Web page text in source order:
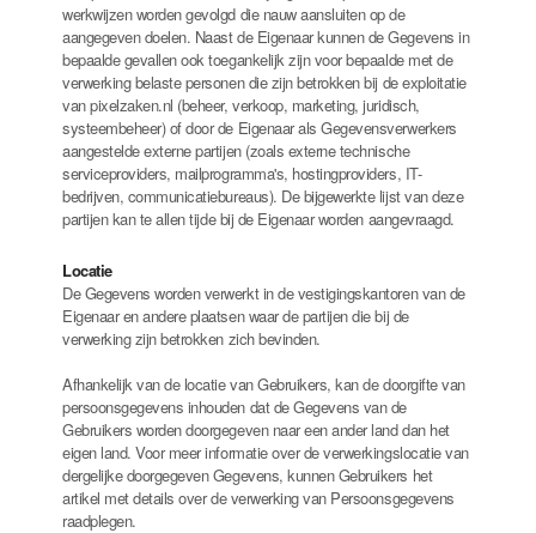
werkwijzen worden gevolgd die nauw aansluiten op de
aangegeven doelen. Naast de Eigenaar kunnen de Gegevens in
bepaalde gevallen ook toegankelijk zijn voor bepaalde met de
verwerking belaste personen die zijn betrokken bij de exploitatie
van pixelzaken.nl (beheer, verkoop, marketing, juridisch,
systeembeheer) of door de Eigenaar als Gegevensverwerkers
aangestelde externe partijen (zoals externe technische
serviceproviders, mailprogramma's, hostingproviders, IT-
bedrijven, communicatiebureaus). De bijgewerkte lijst van deze
partijen kan te allen tijde bij de Eigenaar worden aangevraagd.
Locatie
De Gegevens worden verwerkt in de vestigingskantoren van de
Eigenaar en andere plaatsen waar de partijen die bij de
verwerking zijn betrokken zich bevinden.
Afhankelijk van de locatie van Gebruikers, kan de doorgifte van
persoonsgegevens inhouden dat de Gegevens van de
Gebruikers worden doorgegeven naar een ander land dan het
eigen land. Voor meer informatie over de verwerkingslocatie van
dergelijke doorgegeven Gegevens, kunnen Gebruikers het
artikel met details over de verwerking van Persoonsgegevens
raadplegen.